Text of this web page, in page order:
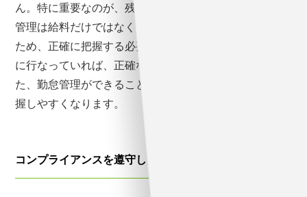
ん。特に重要なのが、残業時間の管理です。残業時間の
管理は給料だけではなく、保険料や税金が関わってくる
ため、正確に把握する必要があります。勤怠管理を適切
に行なっていれば、正確な給料額が把握できます。ま
た、勤怠管理ができることで、人件費などのコストも把
握しやすくなります。
コンプライアンスを遵守した経営を実現する